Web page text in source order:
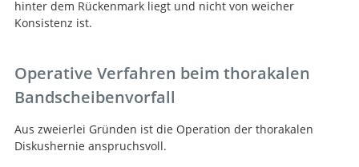
hinter dem Rückenmark liegt und nicht von weicher
Konsistenz ist.
Operative Verfahren beim thorakalen
Bandscheibenvorfall
Aus zweierlei Gründen ist die Operation der thorakalen
Diskushernie anspruchsvoll.
Suche